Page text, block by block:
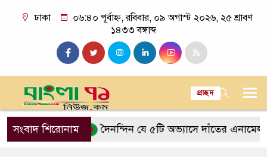
ঢাকা
০৬:৪০ পূর্বাহ্ন, রবিবার, ০৯ অগাস্ট ২০২৬, ২৫ শ্রাবণ
১৪৩৩ বঙ্গাব্দ
প্রচ্ছদ
সংবাদ শিরোনাম
আসে দৈনন্দিন যে ৫টি অভ্যাসে দাঁতের এনামেল ক্ষয় হয়